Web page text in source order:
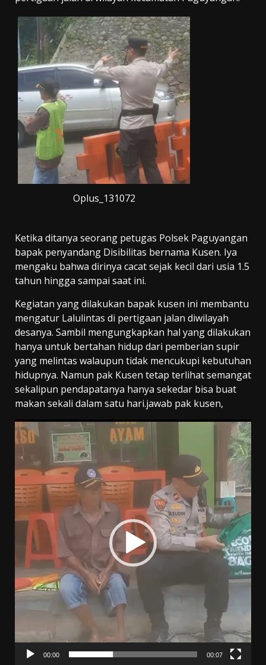
Oplus_131072
Ketika ditanya seorang petugas Polsek Paguyangan
bapak penyandang Disibilitas bernama Kusen. Iya
mengaku bahwa dirinya cacat sejak kecil dari usia 1.5
tahun hingga sampai saat ini.
Kegiatan yang dilakukan bapak kusen ini membantu
mengatur Lalulintas di pertigaan jalan diwilayah
desanya. Sambil mengungkapkan hal yang dilakukan
hanya untuk bertahan hidup dari pemberian supir
yang melintas walaupun tidak mencukupi kebutuhan
hidupnya. Namun pak Kusen tetap terlihat semangat
sekalipun pendapatanya hanya sekedar bisa buat
makan sekali dalam satu hari.jawab pak kusen,
Pemutar
Video
00:00 00:07